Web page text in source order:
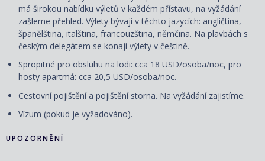
má širokou nabídku výletů v každém přístavu, na vyžádání
zašleme přehled. Výlety bývají v těchto jazycích: angličtina,
španělština, italština, francouzština, němčina. Na plavbách s
českým delegátem se konají výlety v češtině.
Spropitné pro obsluhu na lodi: cca 18 USD/osoba/noc, pro
hosty apartmá: cca 20,5 USD/osoba/noc.
Cestovní pojištění a pojištění storna. Na vyžádání zajistíme.
Vízum (pokud je vyžadováno).
UPOZORNĚNÍ